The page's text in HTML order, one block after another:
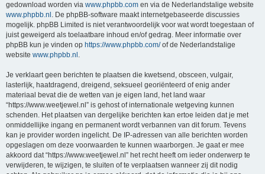
gedownload worden via www.phpbb.com en via de Nederlandstalige website
www.phpbb.nl . De phpBB-software maakt internetgebaseerde discussies
mogelijk. phpBB Limited is niet verantwoordelijk voor wat wordt toegestaan of
juist geweigerd als toelaatbare inhoud en/of gedrag. Meer informatie over
phpBB kun je vinden op https://www.phpbb.com/of de Nederlandstalige
website www.phpbb.nl .
Je verklaart geen berichten te plaatsen die kwetsend, obsceen, vulgair,
lasterlijk, haatdragend, dreigend, seksueel georiënteerd of enig ander
materiaal bevat die de wetten van je eigen land, het land waar
“https://www.weetjewel.nl” is gehost of internationale wetgeving kunnen
schenden. Het plaatsen van dergelijke berichten kan ertoe leiden dat je met
onmiddellijke ingang en permanent wordt verbannen van dit forum. Tevens
kan je provider worden ingelicht. De IP-adressen van alle berichten worden
opgeslagen om deze voorwaarden te kunnen waarborgen. Je gaat er mee
akkoord dat “https://www.weetjewel.nl” het recht heeft om ieder onderwerp te
verwijderen, te wijzigen, te sluiten of te verplaatsen wanneer zij dit nodig